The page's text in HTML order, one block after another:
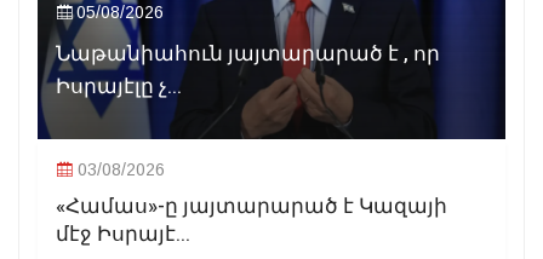
05/08/2026
Նաթանիահուն յայտարարած է , որ
Իսրայէլը չ...
03/08/2026
«Համաս»-ը յայտարարած է Կազայի
մէջ Իսրայէ...